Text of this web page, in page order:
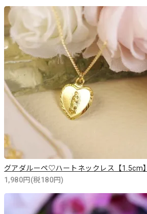
グアダルーペ♡ハートネックレス【1.5cm】
1,980円(税180円)